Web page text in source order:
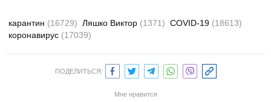
карантин (16729) Ляшко Виктор (1371) COVID-19 (18613)
коронавирус (17039)
ПОДЕЛИТЬСЯ:
Мне нравится